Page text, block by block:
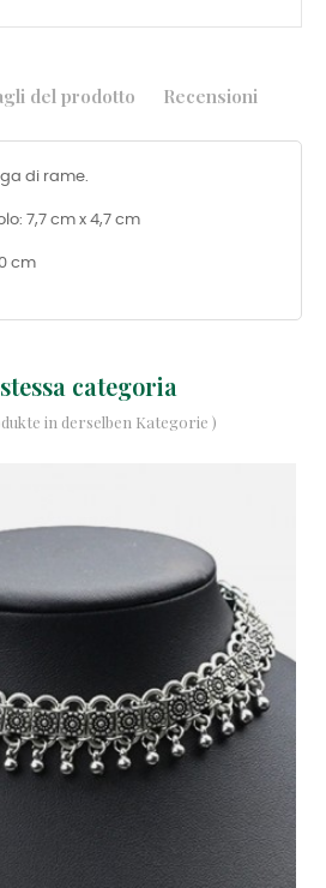
del prodotto Recensioni
di rame.
7,7 cm x 4,7 cm
cm
categoria
in derselben Kategorie )